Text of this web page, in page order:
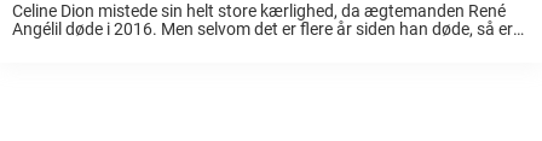
Celine Dion mistede sin helt store kærlighed, da ægtemanden René
Angélil døde i 2016. Men selvom det er flere år siden han døde, så er